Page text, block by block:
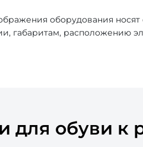
оборудования
габаритам, расположению
для обуви к